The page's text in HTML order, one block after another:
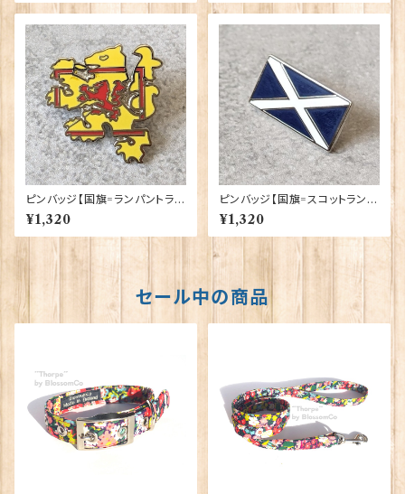
ピンバッジ【国旗=ランパントライ
オンシェイプ】Tradition 9004
0-T1293
¥1,320
ピンバッジ【国旗=スコットラン
¥1,320
セール中の商品